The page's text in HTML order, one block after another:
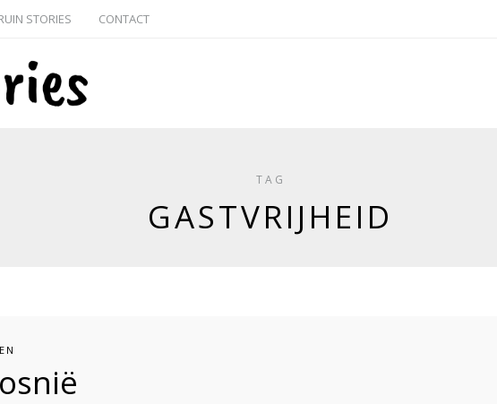
STORIES CONTACT
TAG
GASTVRIJHEID